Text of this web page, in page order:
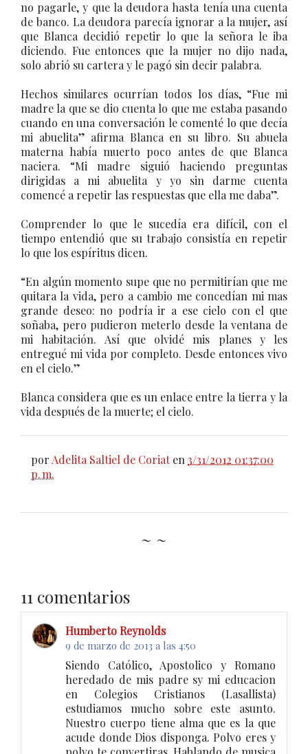
no pagarle, y que la deudora hasta tenía una cuenta
de banco. La deudora parecía ignorar a la mujer, así
que Blanca decidió repetir lo que la señora le iba
diciendo. Fue entonces que la mujer no dijo nada,
solo abrió su cartera y le pagó sin decir palabra.
Hechos similares ocurrían todos los días, “Fue mi
madre la que se dio cuenta lo que me estaba pasando
cuando en una conversación le comenté lo que decía
mi abuelita” afirma Blanca en su libro. Su abuela
materna había muerto poco antes de que Blanca
naciera. “Mi madre siguió haciendo preguntas
dirigidas a mi abuelita y yo sin darme cuenta
comencé a repetir las respuestas que ella me daba”.
Comprender lo que le sucedía era difícil, con el
tiempo entendió que su trabajo consistía en repetir
lo que los espíritus dicen.
“En algún momento supe que no permitirían que me
quitara la vida, pero a cambio me concedían mi mas
grande deseo: no podría ir a ese cielo con el que
soñaba, pero pudieron meterlo desde la ventana de
mi habitación. Así que olvidé mis planes y les
entregué mi vida por completo. Desde entonces vivo
en el cielo.”
Blanca considera que es un enlace entre la tierra y la
vida después de la muerte; el cielo.
por Adelita Saltiel de Coriat en 3/31/2012 01:37:00
p. m.
~ ~
11 comentarios
Humberto Reynolds
9 de marzo de 2013 a las 4:50
Siendo Católico, Apostolico y Romano
heredado de mis padre sy mi educacion
en Colegios Cristianos (Lasallista)
estudiamos mucho sobre este asunto.
Nuestro cuerpo tiene alma que es la que
acude donde Dios disponga. Polvo eres y